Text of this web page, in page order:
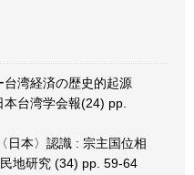
湾経済の歴史的起源
台湾学会報(24) pp.
日本〉認識 : 宗主国位相
地研究 (34) pp. 59-64